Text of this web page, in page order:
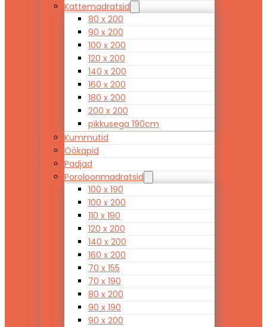
Kattemadratsid
80 x 200
90 x 200
100 x 200
120 x 200
140 x 200
160 x 200
180 x 200
200 x 200
pikkusega 190cm
Kummutid
Öökapid
Padjad
Poroloonmadratsid
100 x 190
100 x 200
110 x 190
120 x 200
140 x 200
160 x 200
70 x 155
70 x 190
80 x 200
90 x 190
90 x 200